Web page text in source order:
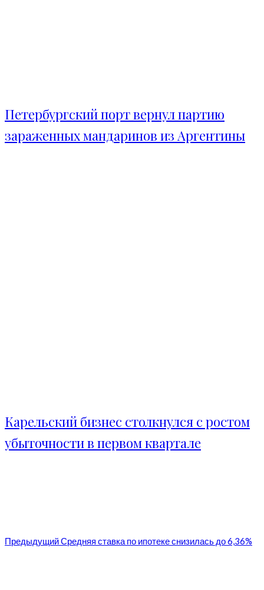
Петербургский порт вернул партию
зараженных мандаринов из Аргентины
Карельский бизнес столкнулся с ростом
убыточности в первом квартале
ПредыдущийСредняя ставка по ипотеке снизилась до 6,36%